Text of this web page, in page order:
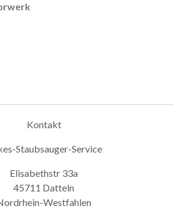
Kontakt
Staubsauger-Service
Elisabethstr 33a
45711 Datteln
Westfahlen